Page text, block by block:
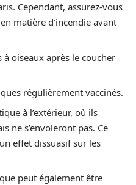
Cependant, assurez-vous
matière d’incendie avant
oiseaux après le coucher
régulièrement vaccinés.
à l’extérieur, où ils
ne s’envoleront pas. Ce
effet dissuasif sur les
peut également être